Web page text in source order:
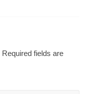
Required fields are